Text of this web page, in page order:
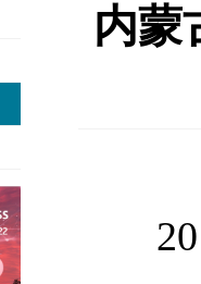
内蒙